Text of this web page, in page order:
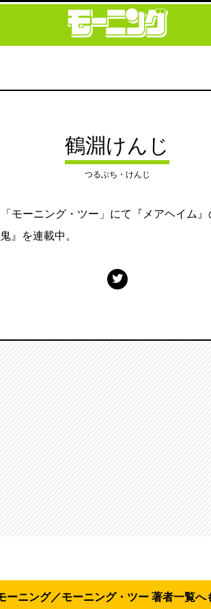
鶴淵けんじ
つるぶち・けんじ
モーニング・ツー」にて『メアヘイム』
』を連載中。
ーニング／モーニング・ツー 著者一覧へ